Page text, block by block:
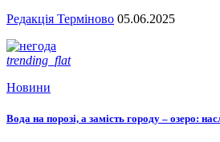
Редакція Терміново 05.06.2025
trending_flat
Новини
Вода на порозі, а замість городу – озеро: